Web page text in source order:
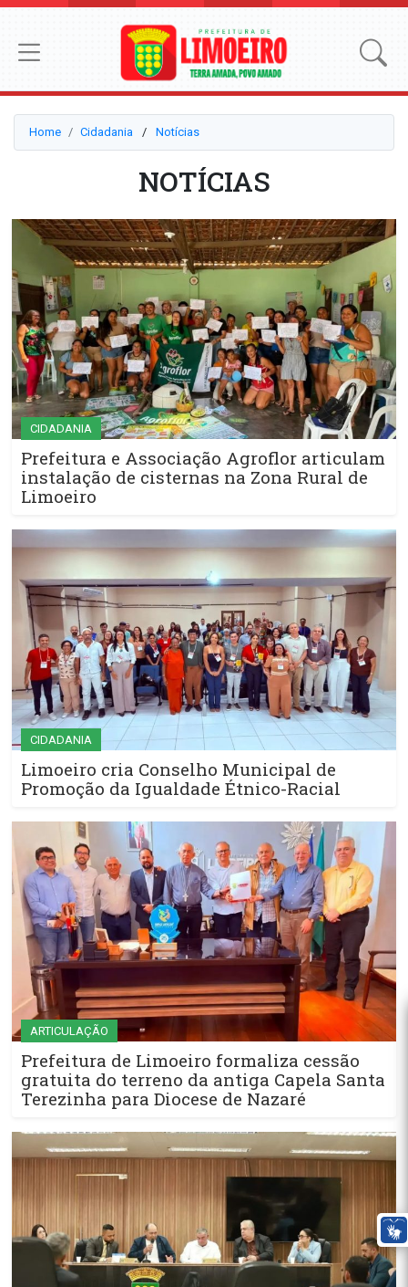
Home Cidadania ⠀/⠀ Notícias
NOTÍCIAS
CIDADANIA
Prefeitura e Associação Agroflor articulam
instalação de cisternas na Zona Rural de
Limoeiro
CIDADANIA
Limoeiro cria Conselho Municipal de
Promoção da Igualdade Étnico-Racial
ARTICULAÇÃO
Prefeitura de Limoeiro formaliza cessão
gratuita do terreno da antiga Capela Santa
Terezinha para Diocese de Nazaré